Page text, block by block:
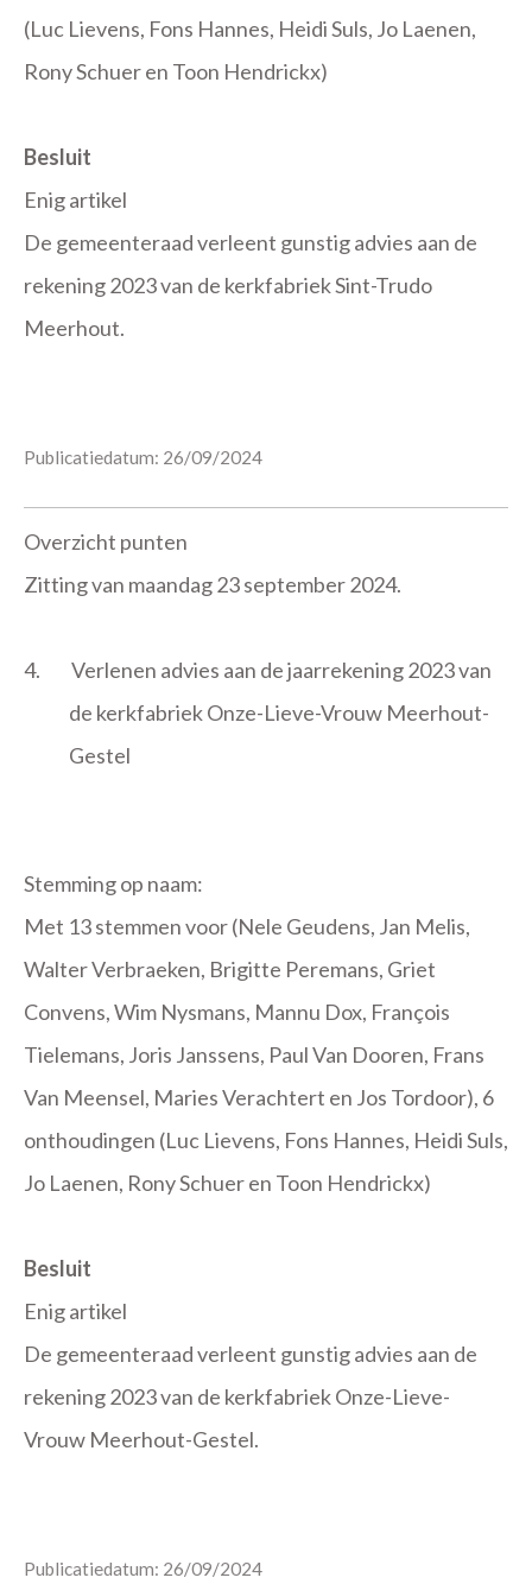
(Luc Lievens, Fons Hannes, Heidi Suls, Jo Laenen,
Rony Schuer en Toon Hendrickx)
Besluit
Enig artikel
De gemeenteraad verleent gunstig advies aan de
rekening 2023 van de kerkfabriek Sint-Trudo
Meerhout.
Publicatiedatum: 26/09/2024
Overzicht punten
Zitting van maandag 23 september 2024.
4.
Verlenen advies aan de jaarrekening 2023 van
de kerkfabriek Onze-Lieve-Vrouw Meerhout-
Gestel
Stemming op naam:
Met 13 stemmen voor (Nele Geudens, Jan Melis,
Walter Verbraeken, Brigitte Peremans, Griet
Convens, Wim Nysmans, Mannu Dox, François
Tielemans, Joris Janssens, Paul Van Dooren, Frans
Van Meensel, Maries Verachtert en Jos Tordoor), 6
onthoudingen (Luc Lievens, Fons Hannes, Heidi Suls,
Jo Laenen, Rony Schuer en Toon Hendrickx)
Besluit
Enig artikel
De gemeenteraad verleent gunstig advies aan de
rekening 2023 van de kerkfabriek Onze-Lieve-
Vrouw Meerhout-Gestel.
Publicatiedatum: 26/09/2024